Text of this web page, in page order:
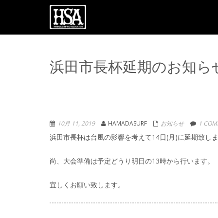
浜田市長杯延期のお知ら
10月 11, 2019 HAMADASURF お知らせ 1
浜田市長杯は台風の影響を考えて14日(月)に延期致しま
尚、大会準備は予定どうり明日の13時から行います。
宜しくお願い致します。